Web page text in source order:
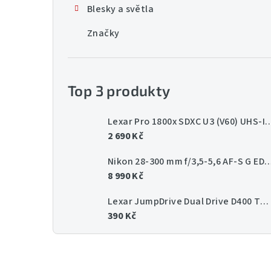
Blesky a světla
Značky
Top 3 produkty
Lexar Pro 1800x SDXC U3
2 690 Kč
Nikon 28-300 mm f/
8 990 Kč
Lexar JumpDrive Dual Drive D400 Type-C/Type-C & Type-A, up to 130MB/s read (USB 3.1) 64GB
390 Kč